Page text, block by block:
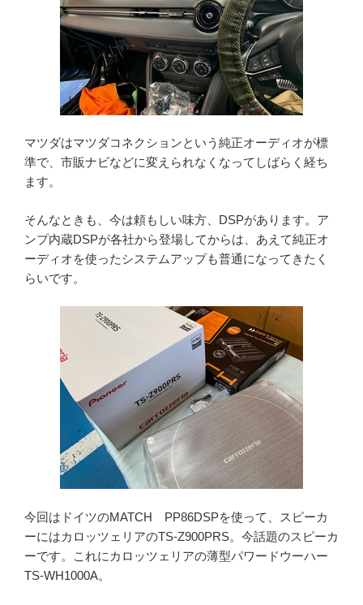
マツダはマツダコネクションという純正オーディオが標
準で、市販ナビなどに変えられなくなってしばらく経ち
ます。
そんなときも、今は頼もしい味方、DSPがあります。ア
ンプ内蔵DSPが各社から登場してからは、あえて純正オ
ーディオを使ったシステムアップも普通になってきたく
らいです。
今回はドイツのMATCH PP86DSPを使って、スピーカ
ーにはカロッツェリアのTS-Z900PRS。今話題のスピーカ
ーです。これにカロッツェリアの薄型パワードウーハー
TS-WH1000A。